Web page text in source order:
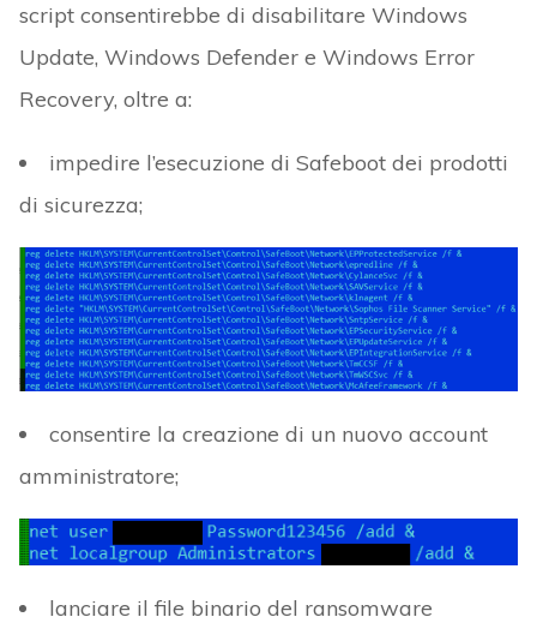
script consentirebbe di disabilitare Windows
Update, Windows Defender e Windows Error
Recovery, oltre a:
impedire l’esecuzione di Safeboot dei prodotti
di sicurezza;
consentire la creazione di un nuovo account
amministratore;
lanciare il file binario del ransomware